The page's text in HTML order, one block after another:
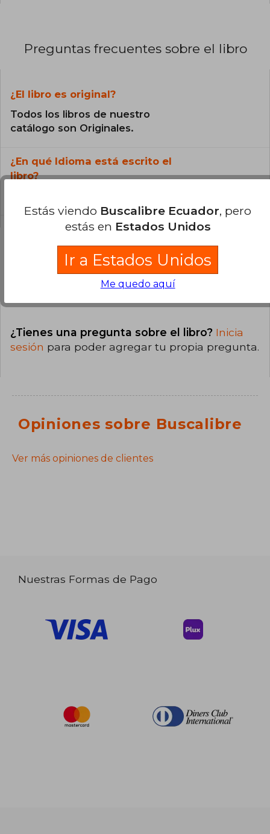
infierno hecho de una realidad a la que a
(Agustín Fernández Mallo, El Mundo).
Preguntas frecuentes sobre el libro
¿El libro es original?
Todos los libros de nuestro
catálogo son Originales.
¿En qué Idioma está escrito el
libro?
Preguntas y respuestas sobre el libro
¿Tienes una pregunta sobre el libro? Inicia
sesión para poder agregar tu propia pregunta.
Opiniones sobre Buscalibre
Ver más opiniones de clientes
Nuestras Formas de Pago
Estás viendo Buscalibre Ecuador, pero
estás en Estados Unidos
Ir a Estados Unidos
Me quedo aquí